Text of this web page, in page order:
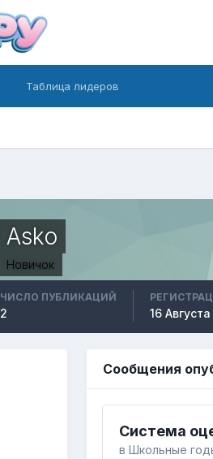
Таблица лидеров
Asko
Новичок
ЧИСЛО ПУБЛИКАЦИЙ
2 16 Августа
Сообщения
Система
в Школьные